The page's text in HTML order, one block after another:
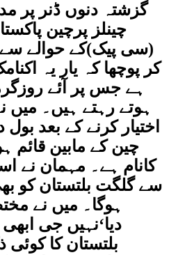
گزشتہ دنوں ڈنر پر
چینلز پرچین
(سی پیک)کے حوالے سے
کر پوچھا کہ یار یہ
ہے جس پر آئے
ہوتے رہتے ہیں۔ میں
اختیار کرنے کے بعد بول
چین کے مابین قائم
کانام ہے۔ مہمان نے
سے گلگت بلتستان کو
ہوگا۔ میں نے
دیا‘نہیں جی
بلتستان کا کوئی